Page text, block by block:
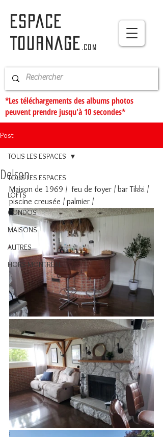
ESPACE
TOURNAGE
.com
*Les téléchargements des albums photos
peuvent prendre jusqu'à 10 secondes*
Post
TOUS LES ESPACES
LOFTS
CONDOS
MAISONS
AUTRES
HORS MONTRÉAL
TOUS LES ESPACES
Delson
Maison de 1969 /  feu de foyer / bar Tikki /
piscine creusée / palmier /